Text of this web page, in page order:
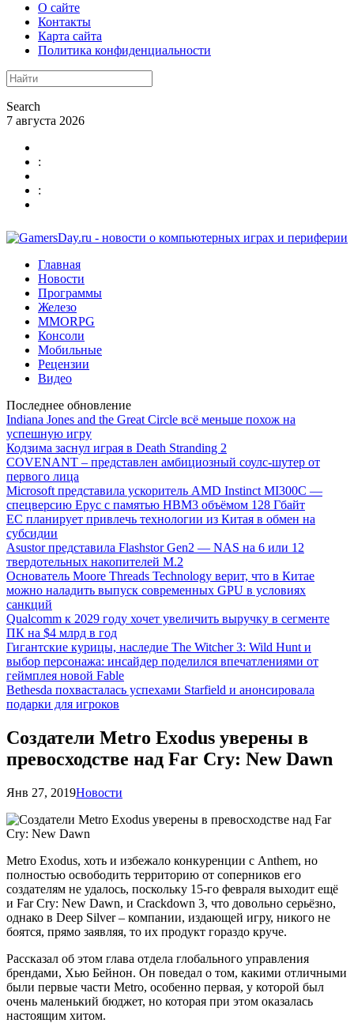
О сайте
Контакты
Карта сайта
Политика конфиденциальности
Search
7 августа 2026
:
:
Главная
Новости
Программы
Железо
MMORPG
Консоли
Мобильные
Рецензии
Видео
Последнее обновление
Indiana Jones and the Great Circle всё меньше похож на
успешную игру
Кодзима заснул играя в Death Stranding 2
COVENANT – представлен амбициозный соулс-шутер от
первого лица
Microsoft представила ускоритель AMD Instinct MI300C —
спецверсию Epyc с памятью HBM3 объёмом 128 Гбайт
ЕС планирует привлечь технологии из Китая в обмен на
субсидии
Asustor представила Flashstor Gen2 — NAS на 6 или 12
твердотельных накопителей M.2
Основатель Moore Threads Technology верит, что в Китае
можно наладить выпуск современных GPU в условиях
санкций
Qualcomm к 2029 году хочет увеличить выручку в сегменте
ПК на $4 млрд в год
Гигантские курицы, наследие The Witcher 3: Wild Hunt и
выбор персонажа: инсайдер поделился впечатлениями от
геймплея новой Fable
Bethesda похвасталась успехами Starfield и анонсировала
подарки для игроков
Создатели Metro Exodus уверены в
превосходстве над Far Cry: New Dawn
Янв 27, 2019Новости
Metro Exodus, хоть и избежало конкуренции с Anthem, но
полностью освободить территорию от соперников его
создателям не удалось, поскольку 15-го февраля выходит ещё
и Far Cry: New Dawn, и Crackdown 3, что довольно серьёзно,
однако в Deep Silver – компании, издающей игру, никого не
боятся, прямо заявляя, то их продукт гораздо круче.
Рассказал об этом глава отдела глобального управления
брендами, Хью Бейнон. Он поведал о том, какими отличными
были первые части Metro, особенно первая, у которой был
очень маленький бюджет, но которая при этом оказалась
настоящим хитом.